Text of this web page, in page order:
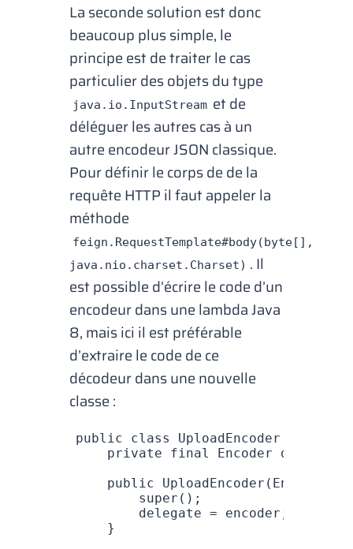
La seconde solution est donc
beaucoup plus simple, le
principe est de traiter le cas
particulier des objets du type
java.io.InputStream et de
déléguer les autres cas à un
autre encodeur JSON classique.
Pour définir le corps de de la
requête HTTP il faut appeler la
méthode
feign.RequestTemplate#body(byte[],
java.nio.charset.Charset) . Il
est possible d’écrire le code d’un
encodeur dans une lambdaJava
8, mais ici il est préférable
d’extraire le code de ce
décodeur dans une nouvelle
classe :
public class UploadEncoder
    private
final Encoder delegate
    public
UploadEncoder ( Encoder
        super
();
        delegate
= encoder;
    }